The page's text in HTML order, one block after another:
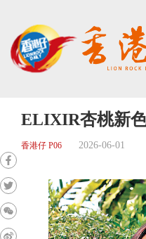
ELIXIR杏桃新
香港仔 P06 2026-06-01